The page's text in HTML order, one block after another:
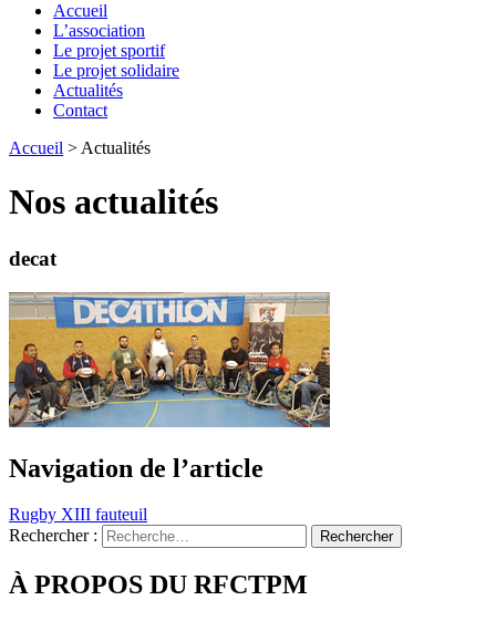
Accueil
L’association
Le projet sportif
Le projet solidaire
Actualités
Contact
Accueil > Actualités
Nos actualités
decat
Navigation de l’article
Rugby XIII fauteuil
Rechercher :
À PROPOS DU RFCTPM